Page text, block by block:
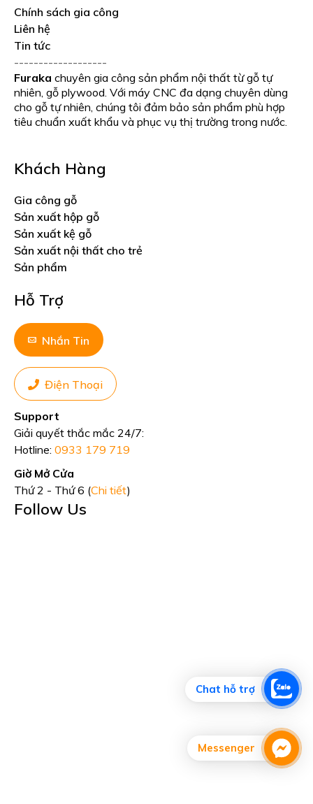
Chính sách gia công
Liên hệ
Tin tức
-------------------
Furaka chuyên gia công sản phẩm nội thất từ gỗ tự
nhiên, gỗ plywood. Với máy CNC đa dạng chuyên dùng
cho gỗ tự nhiên, chúng tôi đảm bảo sản phẩm phù hợp
tiêu chuẩn xuất khẩu và phục vụ thị trường trong nước.
Khách Hàng
Gia công gỗ
Sản xuất hộp gỗ
Sản xuất kệ gỗ
Sản xuất nội thất cho trẻ
Sản phẩm
Hỗ Trợ
Nhắn Tin
Điện Thoại
Support
Giải quyết thắc mắc 24/7:
Hotline: 0933 179 719
Giờ Mở Cửa
Thứ 2 - Thứ 6 (Chi tiết)
Follow Us
Chat hỗ trợ
Messenger